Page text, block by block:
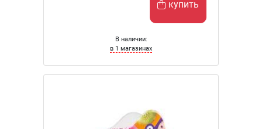
купить
В наличии:
в 1 магазинах